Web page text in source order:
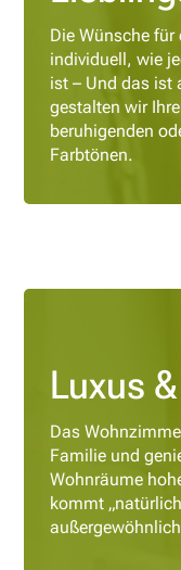
Die Wünsche
individuell, wie
ist – Und das ist
gestalten wir
beruhigenden
Farbtönen.
Luxus
Das
Familie und
Wohnräume
kommt